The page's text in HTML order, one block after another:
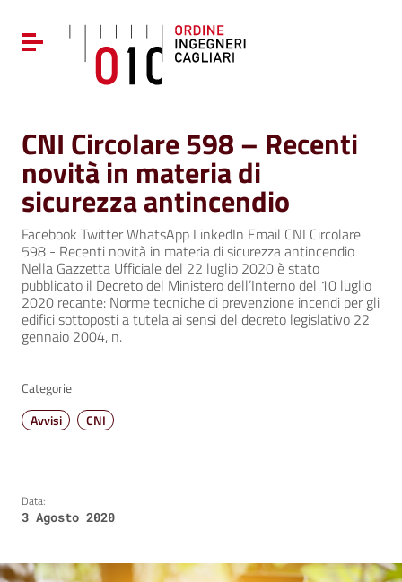
Vai al menu di navigazione
Vai al footer
Attiva / disattiva la navigazione
CNI Circolare 598 – Recenti
novità in materia di
sicurezza antincendio
Facebook Twitter WhatsApp LinkedIn Email CNI Circolare
598 - Recenti novità in materia di sicurezza antincendio
Nella Gazzetta Ufficiale del 22 luglio 2020 è stato
pubblicato il Decreto del Ministero dell’Interno del 10 luglio
2020 recante: Norme tecniche di prevenzione incendi per gli
edifici sottoposti a tutela ai sensi del decreto legislativo 22
gennaio 2004, n.
Categorie
Avvisi
CNI
Data:
3 Agosto 2020